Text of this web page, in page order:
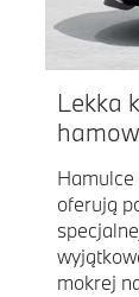
Lekka
Hamulce
oferują
mokrej